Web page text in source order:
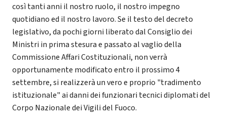
così tanti anni il nostro ruolo, il nostro impegno
quotidiano ed il nostro lavoro. Se il testo del decreto
legislativo, da pochi giorni liberato dal Consiglio dei
Ministri in prima stesura e passato al vaglio della
Commissione Affari Costituzionali, non verrà
opportunamente modificato entro il prossimo 4
settembre, si realizzerà un vero e proprio "tradimento
istituzionale" ai danni dei funzionari tecnici diplomati del
Corpo Nazionale dei Vigili del Fuoco.